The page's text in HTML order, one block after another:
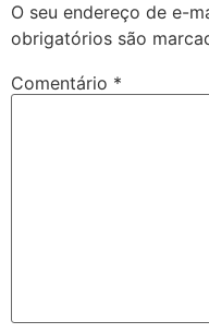
O seu endereço de e-
obrigatórios são
Comentário *